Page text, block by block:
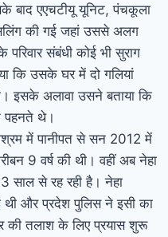
एएचटीयू यूनिट, पंचकूला
की गई जहां उससे अलग
संबंधी कोई भी सुराग
कि उसके घर में दो गलियां
इसके अलावा उसने बताया कि
पहनते थे।
में पानीपत से सन 2012 में
9 वर्ष की थी। वहीं अब नेहा
साल से रह रही है। नेहा
थी और प्रदेश पुलिस ने इसी का
की तलाश के लिए प्रयास शुरू